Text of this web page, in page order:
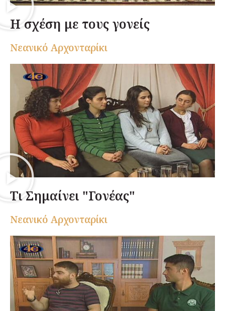
Η σχέση με τους γονείς
Nεανικό Αρχονταρίκι
Τι Σημαίνει "Γονέας"
Nεανικό Αρχονταρίκι